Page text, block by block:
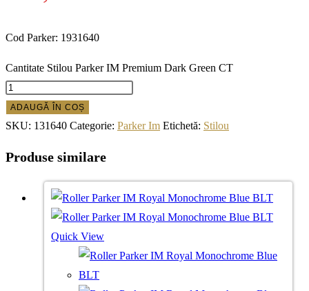
Cod Parker: 1931640
Cantitate Stilou Parker IM Premium Dark Green CT
ADAUGĂ ÎN COȘ
SKU: 131640 Categorie: Parker Im Etichetă: Stilou
Produse similare
Quick View